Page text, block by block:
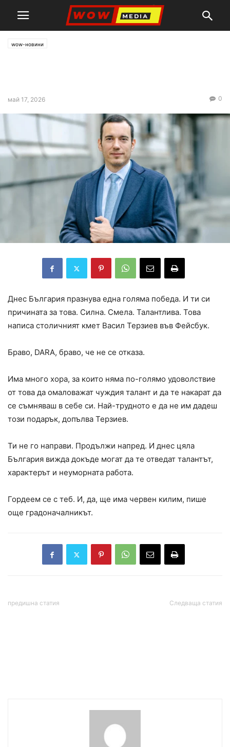
wow-новини
май 17, 2026 0
Днес България празнува една голяма победа. И ти си
причината за това. Силна. Смела. Талантлива. Това
написа столичният кмет Васил Терзиев във Фейсбук.
Браво, DARA, браво, че не се отказа.
Има много хора, за които няма по-голямо удоволствие
от това да омаловажат чуждия талант и да те накарат да
се съмняваш в себе си. Най-трудното е да не им дадеш
този подарък, допълва Терзиев.
Ти не го направи. Продължи напред. И днес цяла
България вижда докъде могат да те отведат талантът,
характерът и неуморната работа.
Гордеем се с теб. И, да, ще има червен килим, пише
още градоначалникът.
предишна статия Следваща статия